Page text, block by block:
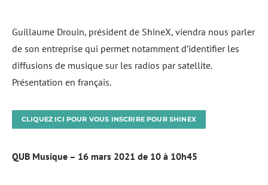
Guillaume Drouin, président de ShineX, viendra nous parler
de son entreprise qui permet notamment d’identifier les
diffusions de musique sur les radios par satellite.
Présentation en français.
CLIQUEZ ICI POUR VOUS INSCRIRE POUR SHINEX
QUB Musique – 16 mars 2021 de 10 à 10h45